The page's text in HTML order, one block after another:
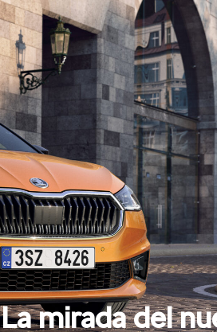
La mirada del